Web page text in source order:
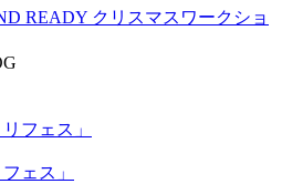
READY クリスマスワークショ
ェス」